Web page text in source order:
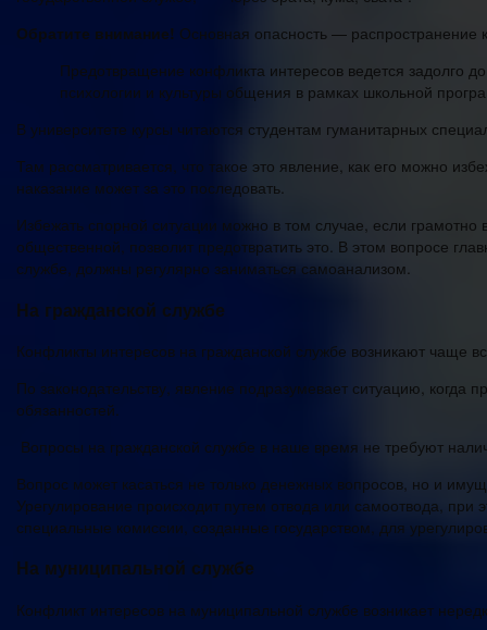
Обратите внимание! Основная опасность — распространение
Предотвращение конфликта интересов ведется задолго
психологии и культуры общения в рамках школьной
В университете курсы читаются студентам гуманитарных
Там рассматривается, что такое это явление, как его можно
наказание может за это последовать.
Избежать спорной ситуации можно в том случае, если
общественной, позволит предотвратить это. В этом вопросе
службе, должны регулярно заниматься самоанализом.
На гражданской службе
Конфликты интересов на гражданской службе возникают чаще
По законодательству, явление подразумевает ситуацию, когда
обязанностей.
Вопросы на гражданской службе в наше время не требуют
Вопрос может касаться не только денежных вопросов, но и
Урегулирование происходит путем отвода или самоотвода,
специальные комиссии, созданные государством, для
На муниципальной службе
Конфликт интересов на муниципальной службе возникает